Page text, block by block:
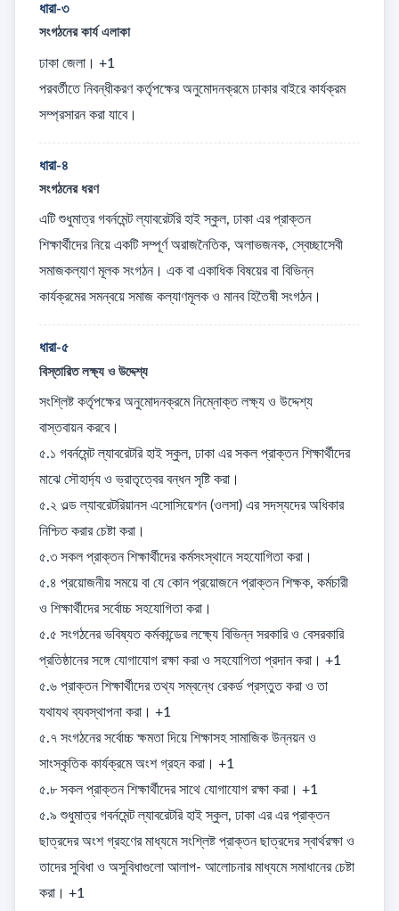
ধারা-৩
সংগঠনের কার্য এলাকা
ঢাকা জেলা। +1
পরবর্তীতে নিবন্ধীকরণ কর্তৃপক্ষের অনুমোদনক্রমে ঢাকার বাইরে কার্যক্রম
সম্প্রসারন করা যাবে।
ধারা-৪
সংগঠনের ধরণ
এটি শুধুমাত্র গবর্নমেন্ট ল্যাবরেটরি হাই স্কুল, ঢাকা এর প্রাক্তন
শিক্ষার্থীদের নিয়ে একটি সম্পূর্ণ অরাজনৈতিক, অলাভজনক, স্বেচ্ছাসেবী
সমাজকল্যাণ মূলক সংগঠন। এক বা একাধিক বিষয়ের বা বিভিন্ন
কার্যক্রমের সমন্বয়ে সমাজ কল্যাণমূলক ও মানব হিতৈষী সংগঠন।
ধারা-৫
বিস্তারিত লক্ষ্য ও উদ্দেশ্য
সংশ্লিষ্ট কর্তৃপক্ষের অনুমোদনক্রমে নিম্নোক্ত লক্ষ্য ও উদ্দেশ্য
বাস্তবায়ন করবে।
৫.১ গবর্নমেন্ট ল্যাবরেটরি হাই স্কুল, ঢাকা এর সকল প্রাক্তন শিক্ষার্থীদের
মাঝে সৌহার্দ্য ও ভ্রাতৃত্বের বন্ধন সৃষ্টি করা।
৫.২ ওল্ড ল্যাবরেটরিয়ানস এসোসিয়েশন (ওলসা) এর সদস্যদের অধিকার
নিশ্চিত করার চেষ্টা করা।
৫.৩ সকল প্রাক্তন শিক্ষার্থীদের কর্মসংস্থানে সহযোগিতা করা।
৫.৪ প্রয়োজনীয় সময়ে বা যে কোন প্রয়োজনে প্রাক্তন শিক্ষক, কর্মচারী
ও শিক্ষার্থীদের সর্বোচ্চ সহযোগিতা করা।
৫.৫ সংগঠনের ভবিষ্যত কর্মকান্ডের লক্ষ্যে বিভিন্ন সরকারি ও বেসরকারি
প্রতিষ্ঠানের সঙ্গে যোগাযোগ রক্ষা করা ও সহযোগিতা প্রদান করা। +1
৫.৬ প্রাক্তন শিক্ষার্থীদের তথ্য সম্বন্ধে রেকর্ড প্রস্তুত করা ও তা
যথাযথ ব্যবস্থাপনা করা। +1
৫.৭ সংগঠনের সর্বোচ্চ ক্ষমতা দিয়ে শিক্ষাসহ সামাজিক উন্নয়ন ও
সাংস্কৃতিক কার্যক্রমে অংশ গ্রহন করা। +1
৫.৮ সকল প্রাক্তন শিক্ষার্থীদের সাথে যোগাযোগ রক্ষা করা। +1
৫.৯ শুধুমাত্র গবর্নমেন্ট ল্যাবরেটরি হাই স্কুল, ঢাকা এর এর প্রাক্তন
ছাত্রদের অংশ গ্রহণের মাধ্যমে সংশ্লিষ্ট প্রাক্তন ছাত্রদের স্বার্থরক্ষা ও
তাদের সুবিধা ও অসুবিধাগুলো আলাপ- আলোচনার মাধ্যমে সমাধানের চেষ্টা
করা। +1